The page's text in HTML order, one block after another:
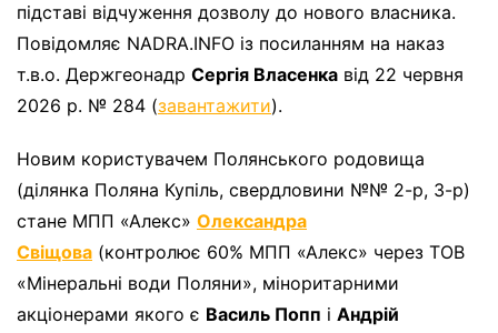
підставі відчуження дозволу до нового власника.
Повідомляє NADRA.INFO із посиланням на наказ
т.в.о. Держгеонадр Сергія Власенка від 22 червня
2026 р. № 284 (завантажити).
Новим користувачем Полянського родовища
(ділянка Поляна Купіль, свердловини №№ 2-р, 3-р)
стане МПП «Алекс» Олександра
Свіщова (контролює 60% МПП «Алекс» через ТОВ
«Мінеральні води Поляни», міноритарними
акціонерами якого є Василь Попп і Андрій